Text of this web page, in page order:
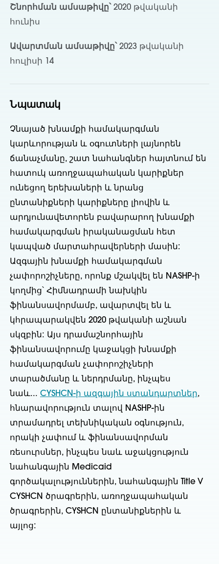
Շնորհման ամսաթիվը՝ 2020 թվականի
հունիս
Ավարտման ամսաթիվը՝ 2023 թվականի
հուլիսի 14
Նպատակ
Չնայած խնամքի համակարգման
կարևորության և օգուտների լայնորեն
ճանաչմանը, շատ նահանգներ հայտնում են
հատուկ առողջապահական կարիքներ
ունեցող երեխաների և նրանց
ընտանիքների կարիքները լիովին և
արդյունավետորեն բավարարող խնամքի
համակարգման իրականացման հետ
կապված մարտահրավերների մասին:
Ազգային խնամքի համակարգման
չափորոշիչները, որոնք մշակվել են NASHP-ի
կողմից՝ Հիմնադրամի նախկին
ֆինանսավորմամբ, ավարտվել են և
կհրապարակվեն 2020 թվականի աշնան
սկզբին: Այս դրամաշնորհային
ֆինանսավորումը կաջակցի խնամքի
համակարգման չափորոշիչների
տարածմանը և ներդրմանը, ինչպես
նաև... CYSHCN-ի ազգային ստանդարտներ,
հնարավորություն տալով NASHP-ին
տրամադրել տեխնիկական օգնություն,
որակի չափում և ֆինանսավորման
ռեսուրսներ, ինչպես նաև աջակցություն
նահանգային Medicaid
գործակալություններին, նահանգային Title V
CYSHCN ծրագրերին, առողջապահական
ծրագրերին, CYSHCN ընտանիքներին և
այլոց: